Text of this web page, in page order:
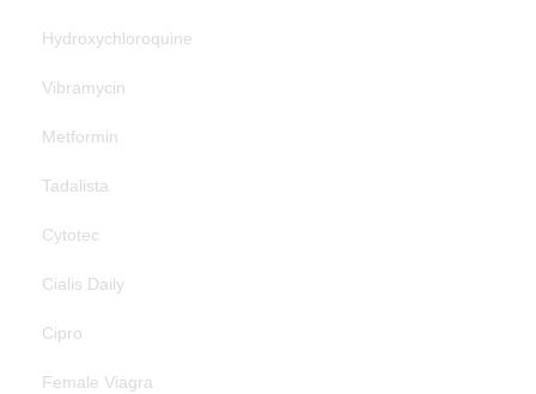
Hydroxychloroquine
Vibramycin
Metformin
Tadalista
Cytotec
Cialis Daily
Cipro
Female Viagra